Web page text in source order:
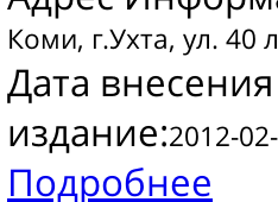
Коми, г.Ухта, ул.
Дата
издание:2012-
Подробнее